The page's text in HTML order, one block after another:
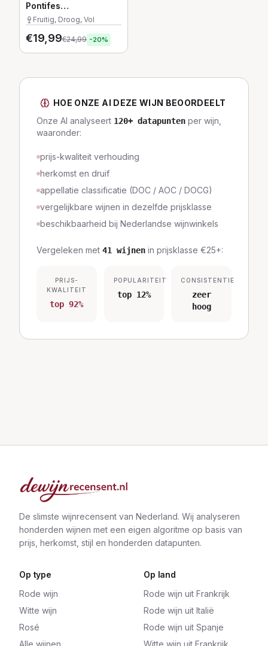
Pontifes
Châteauneuf-du-Pape
Probeerpakket
Fruitig, Droog, Vol
€19,99€24,99 -20%
HOE ONZE AI DEZE WIJN BEOORDEELT
Onze AI analyseert 120+ datapunten per wijn,
waaronder:
prijs-kwaliteit verhouding
herkomst en druif
appellatie classificatie (DOC / AOC / DOCG)
vergelijkbare wijnen in dezelfde prijsklasse
beschikbaarheid bij Nederlandse wijnwinkels
Vergeleken met 41 wijnen in prijsklasse €25+:
PRIJS-
KWALITEIT
top 92%
POPULARITEIT
top 12%
CONSISTENTIE
zeer
hoog
De slimste wijnrecensent van Nederland. Wij analyseren
honderden wijnen met een eigen algoritme op basis van
prijs, herkomst, stijl en honderden datapunten.
Op type
Rode wijn
Witte wijn
Rosé
Alle wijnen
Op land
Rode wijn uit Frankrijk
Rode wijn uit Italië
Rode wijn uit Spanje
Witte wijn uit Frankrijk